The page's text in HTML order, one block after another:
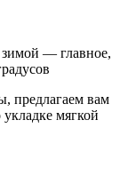
— главное,
предлагаем вам
мягкой